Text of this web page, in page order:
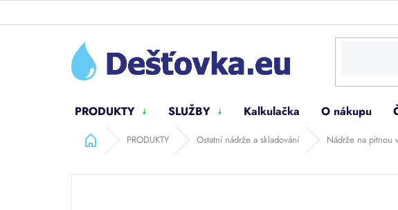
PRODUKTY SLUŽBY Kalkulačka O nákupu
Domů PRODUKTY Ostatní nádrže a skladování Nádrže na pitnou